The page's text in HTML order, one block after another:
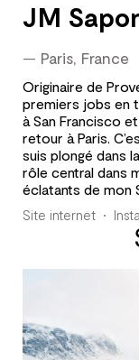
JM
— Paris, France
Originaire de
premiers jobs en
à San Francisco
retour à Paris.
suis plongé dans
rôle central dans
éclatants de mon
Site internet